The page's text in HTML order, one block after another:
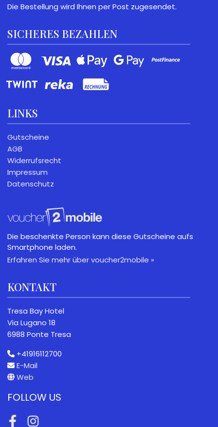
Die Bestellung wird Ihnen per Post zugesendet.
SICHERES BEZAHLEN
LINKS
Gutscheine
AGB
Widerrufsrecht
Impressum
Datenschutz
Die beschenkte Person kann diese Gutscheine aufs
Smartphone laden.
Erfahren Sie mehr über voucher2mobile »
KONTAKT
Tresa Bay Hotel
Via Lugano 18
6988 Ponte Tresa
+41916112700
E-Mail
Web
FOLLOW US